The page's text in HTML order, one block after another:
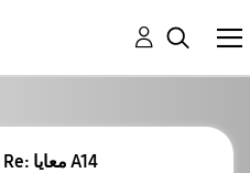
Re: معايا A14